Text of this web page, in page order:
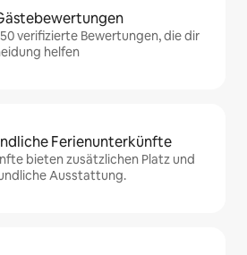
verifizierte Bewertungen, die dir
helfen
Ferienunterkünfte
bieten zusätzlichen Platz und
Ausstattung.